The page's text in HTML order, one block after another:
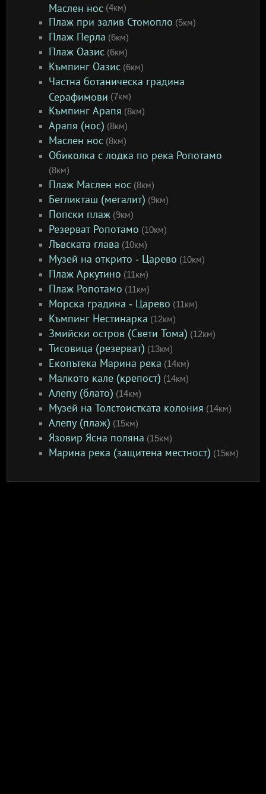
Маслен нос (4км)
Плаж при залив Стомопло (5км)
Плаж Перла (6км)
Плаж Оазис (6км)
Къмпинг Оазис (6км)
Частна ботаническа градина
Серафимови (7км)
Къмпинг Арапя (8км)
Арапя (нос) (8км)
Маслен нос (8км)
Обиколка с лодка по река Ропотамо
(8км)
Плаж Маслен нос (8км)
Бегликташ (мегалит) (9км)
Попски плаж (9км)
Резерват Ропотамо (10км)
Лъвската глава (10км)
Музей на открито - Царево (10км)
Плаж Аркутино (11км)
Плаж Ропотамо (11км)
Морска градина - Царево (11км)
Къмпинг Нестинарка (12км)
Змийски остров (Свети Тома) (12км)
Тисовица (резерват) (13км)
Екопътека Марина река (14км)
Малкото кале (крепост) (14км)
Алепу (блато) (14км)
Музей на Толстоистката колония (14км)
Алепу (плаж) (15км)
Язовир Ясна поляна (15км)
Марина река (защитена местност) (15км)